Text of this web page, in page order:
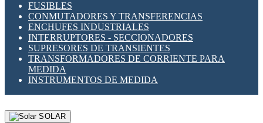
FUSIBLES
CONMUTADORES Y TRANSFERENCIAS
ENCHUFES INDUSTRIALES
INTERRUPTORES - SECCIONADORES
SUPRESORES DE TRANSIENTES
TRANSFORMADORES DE CORRIENTE PARA
MEDIDA
INSTRUMENTOS DE MEDIDA
SOLAR